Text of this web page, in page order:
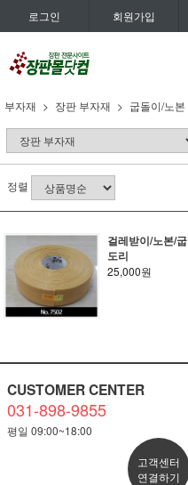
로그인 회원가입
부자재 장판 부자재 굽돌이/노본
정렬
걸레받이/노본/굽
도리
25,000원
CUSTOMER CENTER
031-898-9855
평일 09:00~18:00
고객센터
연결하기